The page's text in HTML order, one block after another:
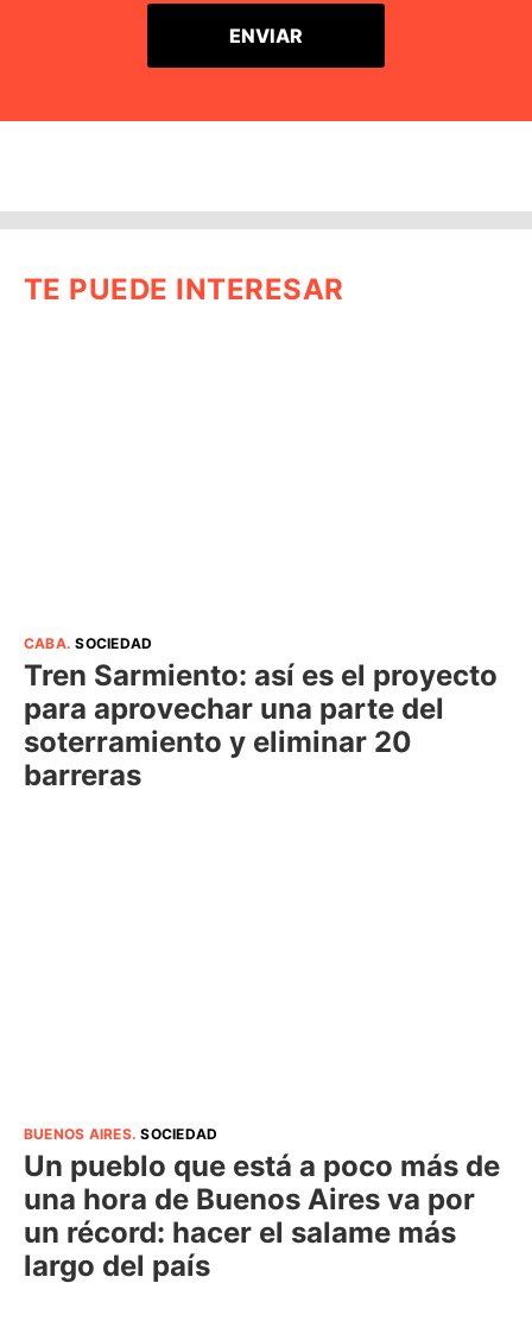
TE PUEDE INTERESAR
CABA.SOCIEDAD
Tren Sarmiento: así es el proyecto
para aprovechar una parte del
soterramiento y eliminar 20
barreras
BUENOS AIRES.SOCIEDAD
Un pueblo que está a poco más de
una hora de Buenos Aires va por
un récord: hacer el salame más
largo del país